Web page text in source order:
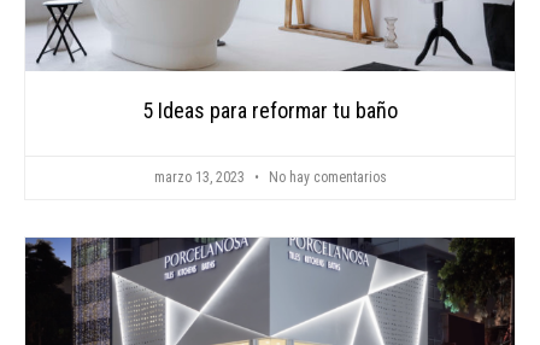
5 Ideas para reformar tu baño
marzo 13, 2023 No hay comentarios